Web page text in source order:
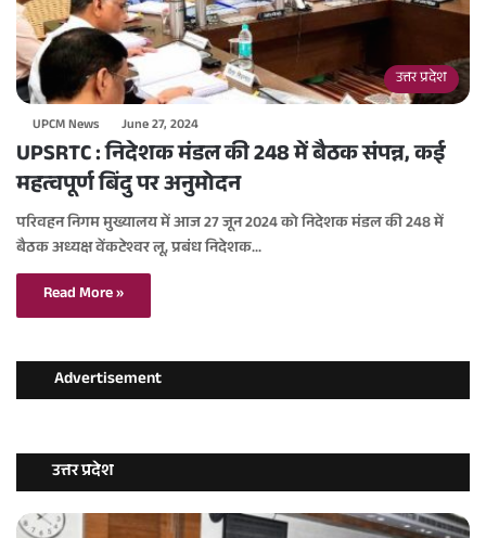
उत्तर प्रदेश
UPCM News June 27, 2024
UPSRTC : निदेशक मंडल की 248 में बैठक संपन्न, कई
महत्वपूर्ण बिंदु पर अनुमोदन
परिवहन निगम मुख्यालय में आज 27 जून 2024 को निदेशक मंडल की 248 में
बैठक अध्यक्ष वेंकटेश्वर लू, प्रबंध निदेशक…
Read More »
Advertisement
उत्तर प्रदेश